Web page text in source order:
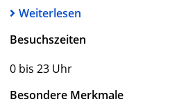
Weiterlesen
Besuchszeiten
0 bis 23 Uhr
Besondere Merkmale